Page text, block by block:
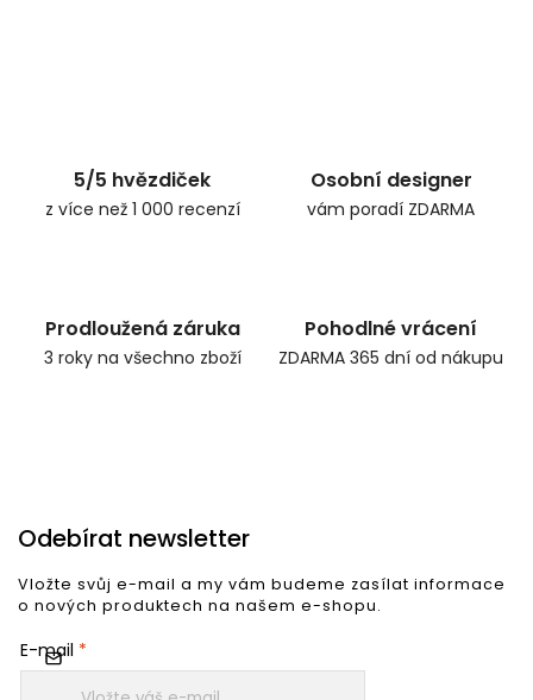
5/5 hvězdiček
z více než 1 000 recenzí
Osobní designer
vám poradí ZDARMA
Prodloužená záruka
3 roky na všechno zboží
Pohodlné vrácení
ZDARMA 365 dní od nákupu
Odebírat newsletter
Vložte svůj e-mail a my vám budeme zasílat informace
o nových produktech na našem e-shopu.
E-mail